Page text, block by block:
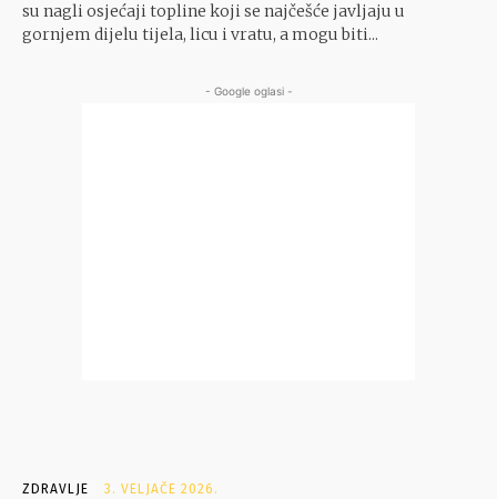
su nagli osjećaji topline koji se najčešće javljaju u
gornjem dijelu tijela, licu i vratu, a mogu biti...
- Google oglasi -
ZDRAVLJE 3. VELJAČE 2026.